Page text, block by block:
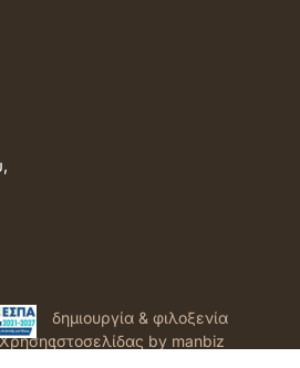
Όροι
Χρήσης
δημιουργία & φιλοξενία
ιστοσελίδας by manbiz